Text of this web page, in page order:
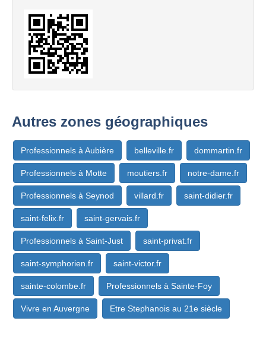
Autres zones géographiques
Professionnels à Aubière belleville.fr dommartin.fr
Professionnels à Motte moutiers.fr notre-dame.fr
Professionnels à Seynod villard.fr saint-didier.fr
saint-felix.fr saint-gervais.fr
Professionnels à Saint-Just saint-privat.fr
saint-symphorien.fr saint-victor.fr
sainte-colombe.fr Professionnels à Sainte-Foy
Vivre en Auvergne Etre Stephanois au 21e siècle